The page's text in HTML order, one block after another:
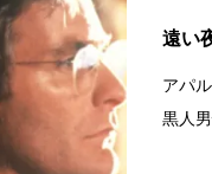
遠い
アパ
黒人